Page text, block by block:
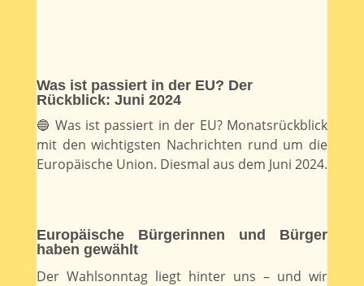
Was ist passiert in der EU? Der
Rückblick: Juni 2024
🔵 Was ist passiert in der EU? Monatsrückblick
mit den wichtigsten Nachrichten rund um die
Europäische Union. Diesmal aus dem Juni 2024.
Europäische Bürgerinnen und Bürger
haben gewählt
Der Wahlsonntag liegt hinter uns – und wir